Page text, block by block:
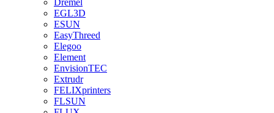
Dremel
EGL3D
ESUN
EasyThreed
Elegoo
Element
EnvisionTEC
Extrudr
FELIXprinters
FLSUN